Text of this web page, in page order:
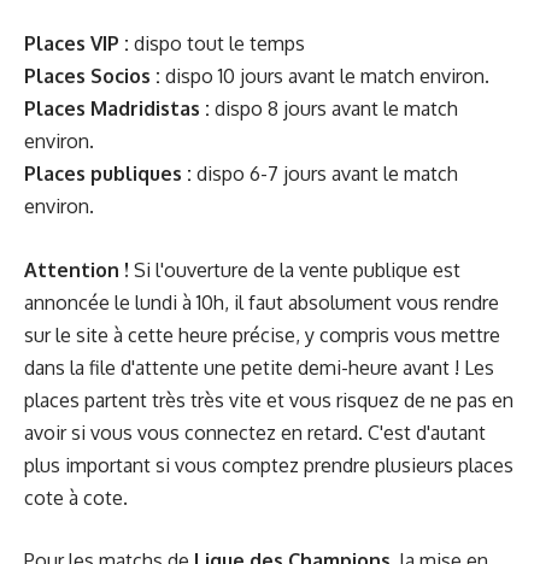
Places VIP : dispo tout le temps
Places Socios : dispo 10 jours avant le match environ.
Places Madridistas : dispo 8 jours avant le match
environ.
Places publiques : dispo 6-7 jours avant le match
environ.
Attention ! Si l'ouverture de la vente publique est
annoncée le lundi à 10h, il faut absolument vous rendre
sur le site à cette heure précise, y compris vous mettre
dans la file d'attente une petite demi-heure avant ! Les
places partent très très vite et vous risquez de ne pas en
avoir si vous vous connectez en retard. C'est d'autant
plus important si vous comptez prendre plusieurs places
cote à cote.